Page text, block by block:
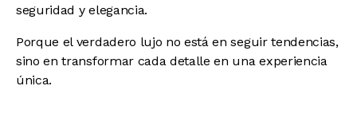
seguridad y elegancia.
Porque el verdadero lujo no está en seguir tendencias,
sino en transformar cada detalle en una experiencia
única.